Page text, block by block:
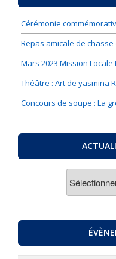
Cérémonie
Repas amicale de
Mars 2023 Mission
Théâtre : Art de yasmina
Concours de soupe : La